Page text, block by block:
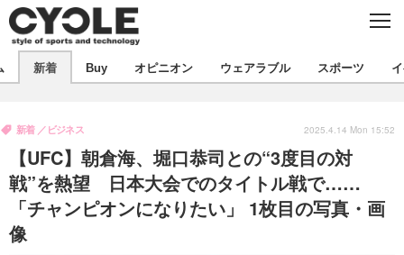
C
E
製品/用品
衣類
飲食
バックナンバー
コラム
インプレ
ボイス
デバイス
ビジネス
国内
海外
スポーツ
短信
まとめ
イベント
エンタメ
新着 Buy オピニオン ウェアラブル スポーツ
【UFC】朝倉海、堀口恭司との“3度目の対
戦”を熱望 日本大会でのタイトル戦で……
「チャンピオンになりたい」 1枚目の写真・画
像
新着 ビジネス 2025.4.14 Mon 15:52